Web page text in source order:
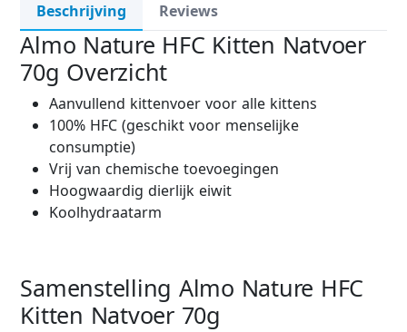
Beschrijving Reviews
Almo Nature HFC Kitten Natvoer
70g Overzicht
Aanvullend kittenvoer voor alle kittens
100% HFC (geschikt voor menselijke
consumptie)
Vrij van chemische toevoegingen
Hoogwaardig dierlijk eiwit
Koolhydraatarm
Samenstelling Almo Nature HFC
Kitten Natvoer 70g